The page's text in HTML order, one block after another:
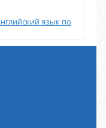
язык по